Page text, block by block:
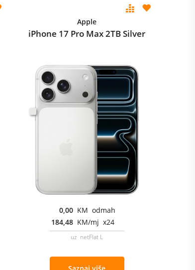
Apple
iPhone 17 Pro Max 2TB Silver
0,00 KM odmah
184,48 KM/mj x24
uz netFlat L